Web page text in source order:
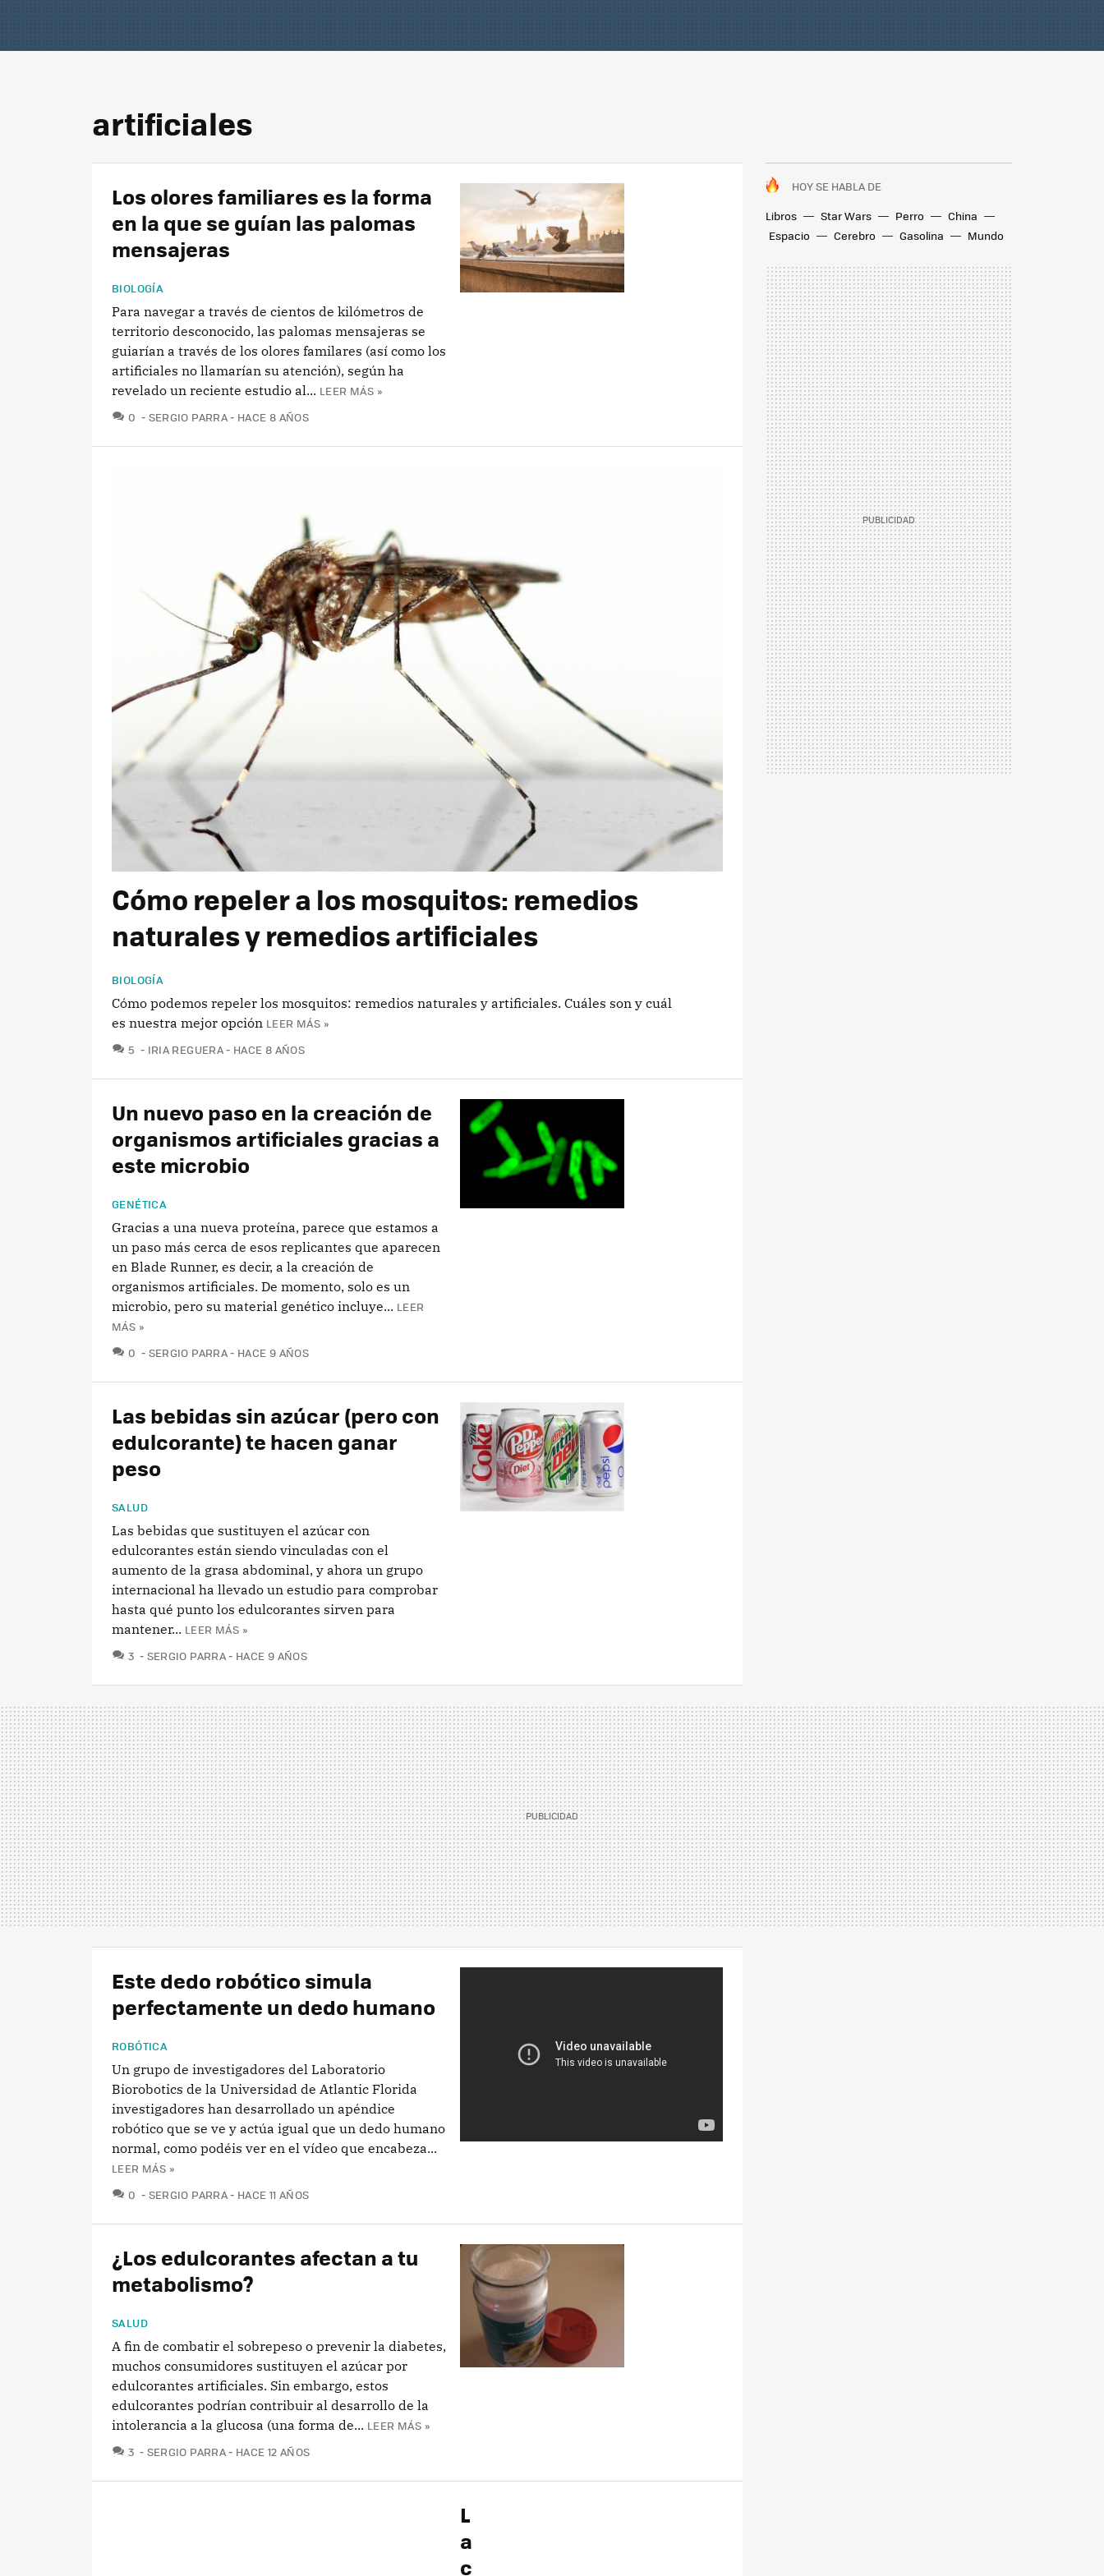
artificiales
HOY SE HABLA DE
Libros
Star Wars Perro
China
Espacio
Cerebro Gasolina Mundo
Los olores familiares es la forma
en la que se guían las palomas
mensajeras
BIOLOGÍA
Para navegar a través de cientos de kilómetros de
territorio desconocido, las palomas mensajeras se
guiarían a través de los olores familares (así como los
artificiales no llamarían su atención), según ha
revelado un reciente estudio al... LEER MÁS »
0 COMENTARIOS
SERGIO PARRA HACE 8 AÑOS
Cómo repeler a los mosquitos: remedios
naturales y remedios artificiales
BIOLOGÍA
Cómo podemos repeler los mosquitos: remedios naturales y artificiales. Cuáles son y cuál
es nuestra mejor opción LEER MÁS »
5 COMENTARIOS
IRIA REGUERA HACE 8 AÑOS
Un nuevo paso en la creación de
organismos artificiales gracias a
este microbio
GENÉTICA
Gracias a una nueva proteína, parece que estamos a
un paso más cerca de esos replicantes que aparecen
en Blade Runner, es decir, a la creación de
organismos artificiales. De momento, solo es un
microbio, pero su material genético incluye... LEER
MÁS »
0 COMENTARIOS
SERGIO PARRA HACE 9 AÑOS
Las bebidas sin azúcar (pero con
edulcorante) te hacen ganar
peso
SALUD
Las bebidas que sustituyen el azúcar con
edulcorantes están siendo vinculadas con el
aumento de la grasa abdominal, y ahora un grupo
internacional ha llevado un estudio para comprobar
hasta qué punto los edulcorantes sirven para
mantener... LEER MÁS »
3 COMENTARIOS
SERGIO PARRA HACE 9 AÑOS
Este dedo robótico simula
perfectamente un dedo humano
ROBÓTICA
Un grupo de investigadores del Laboratorio
Biorobotics de la Universidad de Atlantic Florida
investigadores han desarrollado un apéndice
robótico que se ve y actúa igual que un dedo humano
normal, como podéis ver en el vídeo que encabeza...
LEER MÁS »
0 COMENTARIOS
SERGIO PARRA HACE 11 AÑOS
¿Los edulcorantes afectan a tu
metabolismo?
SALUD
A fin de combatir el sobrepeso o prevenir la diabetes,
muchos consumidores sustituyen el azúcar por
edulcorantes artificiales. Sin embargo, estos
edulcorantes podrían contribuir al desarrollo de la
intolerancia a la glucosa (una forma de... LEER MÁS »
3 COMENTARIOS
SERGIO PARRA HACE 12 AÑOS
L
a
c